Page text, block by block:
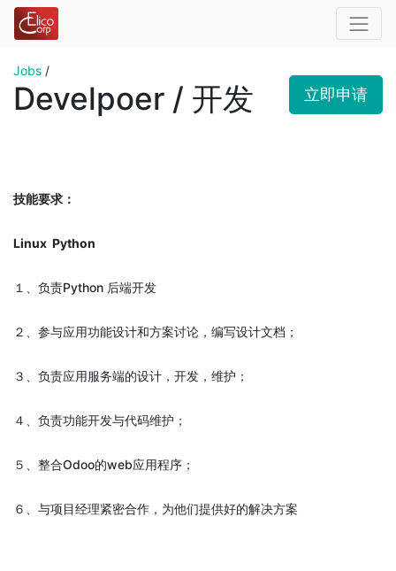
立即申请
Jobs /
Develpoer / 开发
技能要求：
Linux Python
１、负责Python 后端开发
２、参与应用功能设计和方案讨论，编写设计文档；
３、负责应用服务端的设计，开发，维护；
４、负责功能开发与代码维护；
５、整合Odoo的web应用程序；
６、与项目经理紧密合作，为他们提供好的解决方案